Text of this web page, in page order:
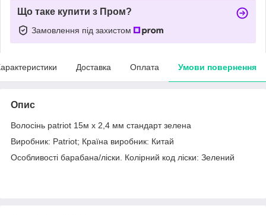
Що таке купити з Пром?
Замовлення під захистом
Доставка Оплата Умови повернення
Опис
Волосінь patriot 15м х 2,4 мм стандарт зелена
Виробник: Patriot; Країна виробник: Китай
Особливості барабана/ліски. Колірний код ліски: Зелений